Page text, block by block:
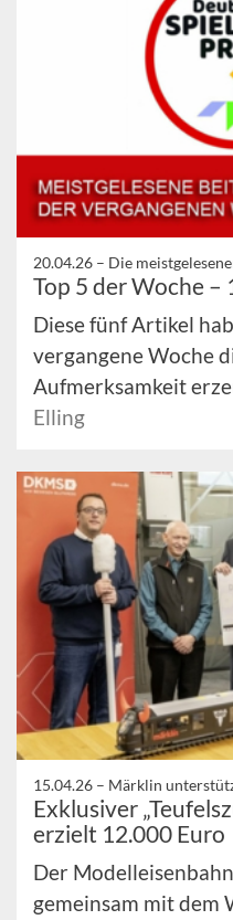
20.04.26 – Die
Top 5 der Woche –
Diese fünf Artikel
vergangene Woche
Aufmerksamkeit
Elling
15.04.26 – Märklin
Exklusiver
erzielt 12.000 Euro
Der
gemeinsam mit dem